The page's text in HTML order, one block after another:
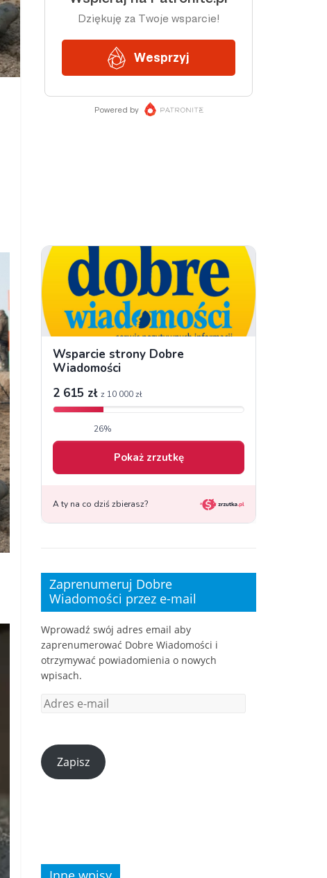
Zaprenumeruj Dobre
Wiadomości przez e-mail
Wprowadź swój adres email aby
zaprenumerować Dobre Wiadomości i
otrzymywać powiadomienia o nowych
wpisach.
Zapisz